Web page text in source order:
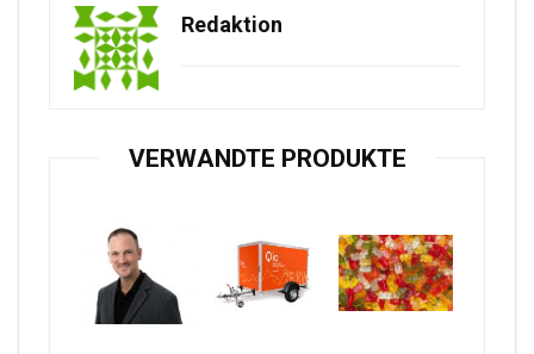
Redaktion
VERWANDTE PRODUKTE